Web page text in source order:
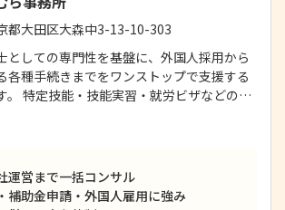
都大田区大森中3-13-10-303
としての専門性を基盤に、外国人採用から
各種手続きまでをワンストップで支援する
。 特定技能・技能実習・就労ビザなどの…
運営まで一括コンサル
補助金申請・外国人雇用に強み